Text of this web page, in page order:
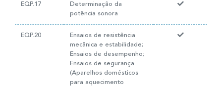
EQP.17
Determinação da
potência sonora
EQP.20
Ensaios de resistência
mecânica e estabilidade;
Ensaios de desempenho;
Ensaios de segurança
(Aparelhos domésticos
para aquecimento